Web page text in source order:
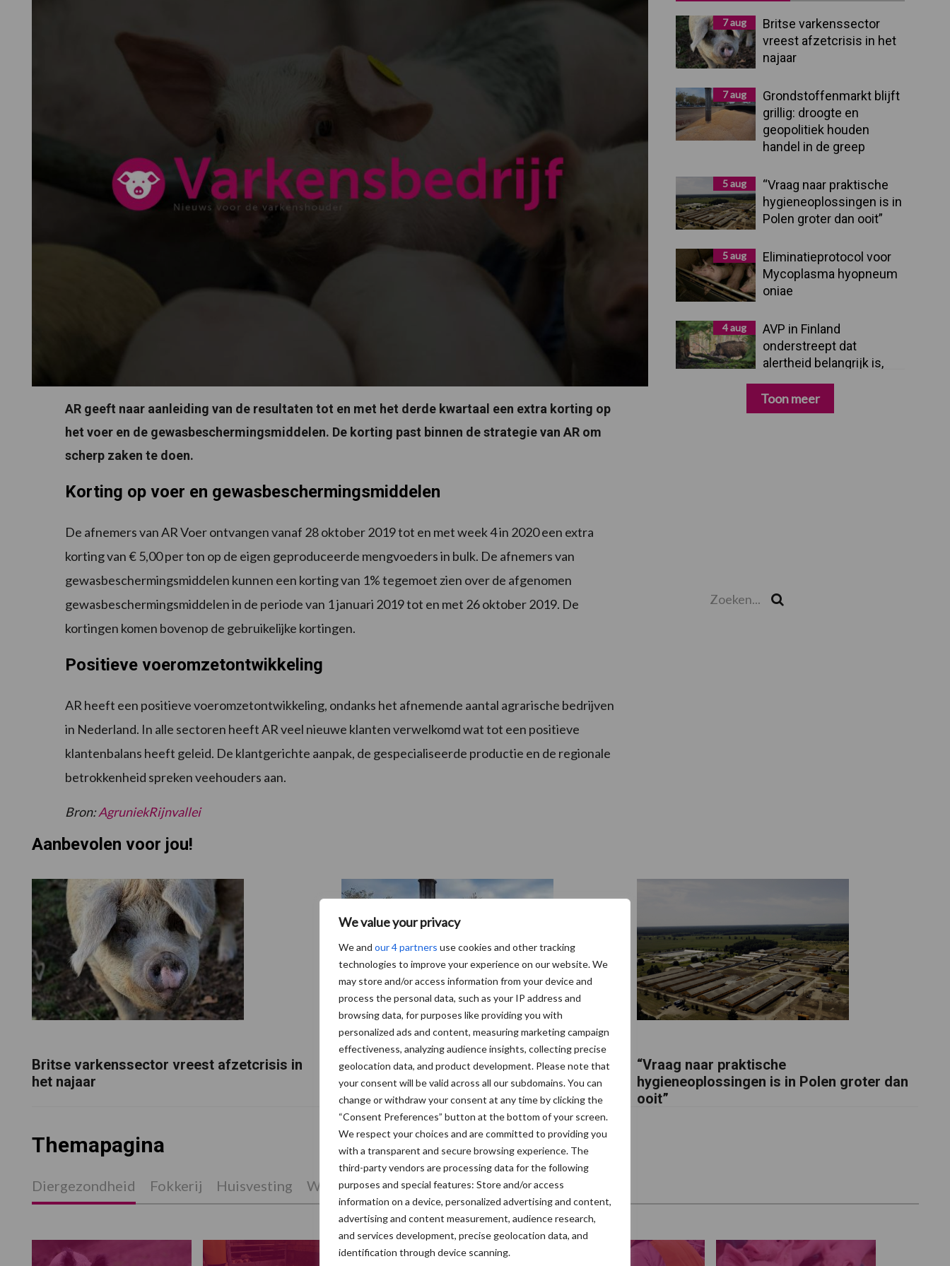
We value your privacy
We and our 4 partners use cookies and other tracking
technologies to improve your experience on our website. We
may store and/or access information from your device and
process the personal data, such as your IP address and
browsing data, for purposes like providing you with
personalized ads and content, measuring marketing campaign
effectiveness, analyzing audience insights, collecting precise
geolocation data, and product development. Please note that
your consent will be valid across all our subdomains. You can
change or withdraw your consent at any time by clicking the
“Consent Preferences” button at the bottom of your screen.
We respect your choices and are committed to providing you
with a transparent and secure browsing experience. The
third-party vendors are processing data for the following
purposes and special features: Store and/or access
information on a device, personalized advertising and content,
advertising and content measurement, audience research,
and services development, precise geolocation data, and
identification through device scanning.
AR geeft naar aanleiding van de resultaten tot en met het derde kwartaal een extra korting op
het voer en de gewasbeschermingsmiddelen. De korting past binnen de strategie van AR om
scherp zaken te doen.
Korting op voer en gewasbeschermingsmiddelen
De afnemers van AR Voer ontvangen vanaf 28 oktober 2019 tot en met week 4 in 2020 een extra
korting van € 5,00 per ton op de eigen geproduceerde mengvoeders in bulk. De afnemers van
gewasbeschermingsmiddelen kunnen een korting van 1% tegemoet zien over de afgenomen
gewasbeschermingsmiddelen in de periode van 1 januari 2019 tot en met 26 oktober 2019. De
kortingen komen bovenop de gebruikelijke kortingen.
Positieve voeromzetontwikkeling
AR heeft een positieve voeromzetontwikkeling, ondanks het afnemende aantal agrarische bedrijven
in Nederland. In alle sectoren heeft AR veel nieuwe klanten verwelkomd wat tot een positieve
klantenbalans heeft geleid. De klantgerichte aanpak, de gespecialiseerde productie en de regionale
betrokkenheid spreken veehouders aan.
Bron:AgruniekRijnvallei
Sidebar7 aug
Britse varkenssector
vreest afzetcrisis in het
najaar
7 aug
Grondstoffenmarkt blijft
grillig: droogte en
geopolitiek houden
handel in de greep
5 aug
“Vraag naar praktische
hygieneoplossingen is in
Polen groter dan ooit”
5 aug
Eliminatieprotocol voor
Mycoplasma hyopneum
oniae
4 aug
AVP in Finland
onderstreept dat
alertheid belangrijk is,
Toon meer
Aanbevolen voor jou!
Britse varkenssector vreest afzetcrisis in
het najaar
Grondstoffenmarkt blijft grillig: droogte
en geopolitiek houden handel in de greep
“Vraag naar praktische
hygieneoplossingen is in Polen groter dan
ooit”
Themapagina
Diergezondheid Fokkerij Huisvesting Wet en regelgeving Mest Varkensvoer